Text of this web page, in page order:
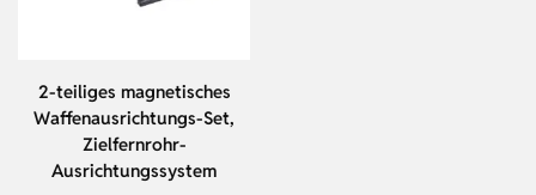
2-teiliges magnetisches
Waffenausrichtungs-Set,
Zielfernrohr-
Ausrichtungssystem